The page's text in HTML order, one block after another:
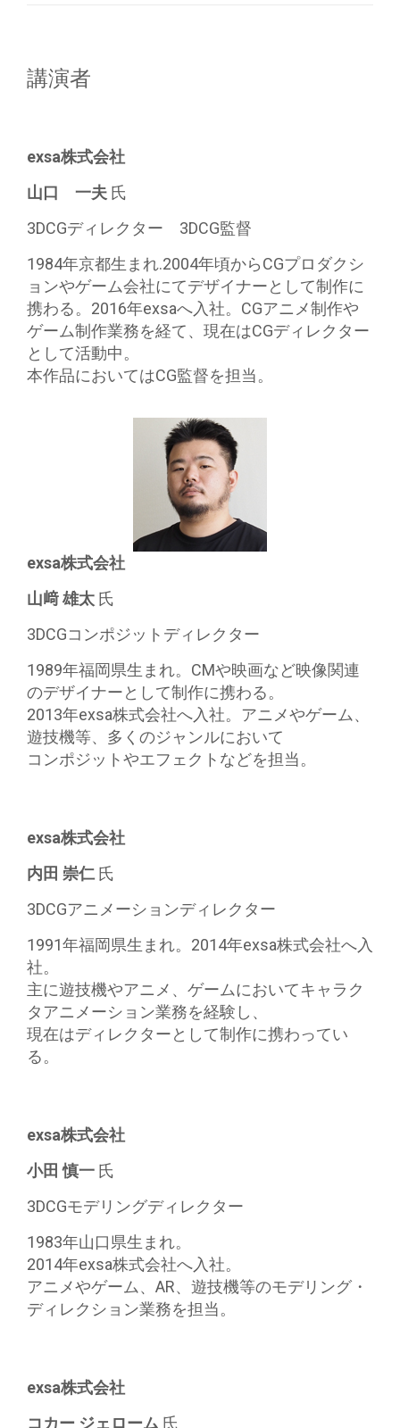
講演者
exsa株式会社
山口 一夫 氏
3DCGディレクター 3DCG監督
1984年京都生まれ.2004年頃からCGプロダクシ
ョンやゲーム会社にてデザイナーとして制作に
携わる。2016年exsaへ入社。CGアニメ制作や
ゲーム制作業務を経て、現在はCGディレクター
として活動中。
本作品においてはCG監督を担当。
exsa株式会社
山﨑 雄太 氏
3DCGコンポジットディレクター
1989年福岡県生まれ。CMや映画など映像関連
のデザイナーとして制作に携わる。
2013年exsa株式会社へ入社。アニメやゲーム、
遊技機等、多くのジャンルにおいて
コンポジットやエフェクトなどを担当。
exsa株式会社
内田 崇仁氏
3DCGアニメーションディレクター
1991年福岡県生まれ。2014年exsa株式会社へ入
社。
主に遊技機やアニメ、ゲームにおいてキャラク
タアニメーション業務を経験し、
現在はディレクターとして制作に携わってい
る。
exsa株式会社
小田 慎一 氏
3DCGモデリングディレクター
1983年山口県生まれ。
2014年exsa株式会社へ入社。
アニメやゲーム、AR、遊技機等のモデリング・
ディレクション業務を担当。
exsa株式会社
コカー ジェローム 氏